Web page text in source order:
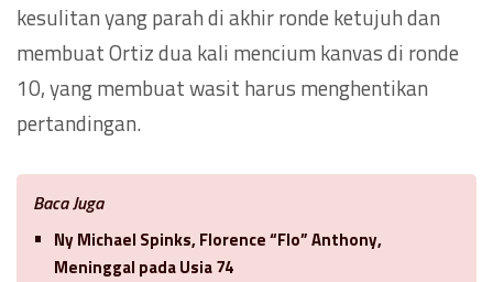
kesulitan yang parah di akhir ronde ketujuh dan
membuat Ortiz dua kali mencium kanvas di ronde
10, yang membuat wasit harus menghentikan
pertandingan.
Baca Juga
Ny Michael Spinks, Florence “Flo” Anthony,
Meninggal pada Usia 74